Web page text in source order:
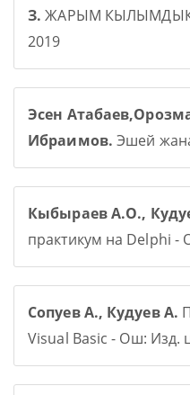
З. ЖАРЫМ КЫЛЫМДЫК
2019
Эсен
Ибраимов. Эшей
Кыбыраев А.О.,
практикум на Delphi -
Сопуев А., Кудуев А.
Visual Basic - Ош: Изд.